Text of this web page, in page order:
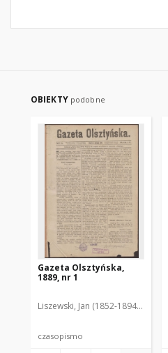
OBIEKTY podobne
Gazeta Olsztyńska,
1889, nr 1
Liszewski, Jan (1852-1894). Red.
czasopismo